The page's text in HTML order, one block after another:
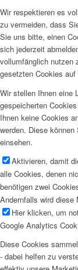
Wir respektieren es
zu vermeiden, dass
Sie uns bitte, einen
sich jederzeit
vollumfänglich nutzen
gesetzten Cookies
Wir stellen Ihnen eine
gespeicherten
Ihnen keine Cookies
werden. Diese
einsehen.
Aktivieren, damit
alle Cookies, denen
benötigen zwei
Andernfalls wird diese
Hier klicken, um
Google Analytics
Diese Cookies
- dabei helfen zu